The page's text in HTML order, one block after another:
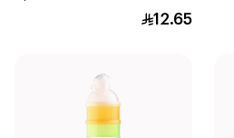
3قطعة
12.65